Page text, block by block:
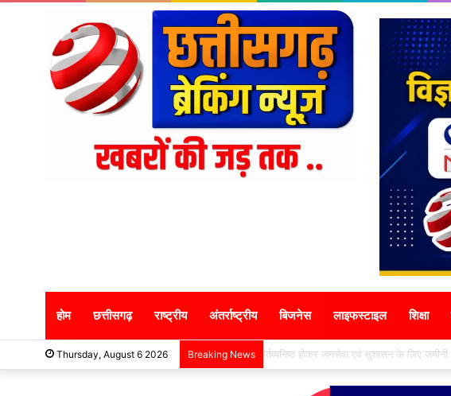
होम छत्तीसगढ़ राष्ट्रीय अंतर्राष्ट्रीय बिजनेस लाइफस्टाइल शिक्षा
Thursday, August 6 2026 Breaking News कर्तव्यनिष्ठ होकर जनसेवा एवं सुशासन के लिए